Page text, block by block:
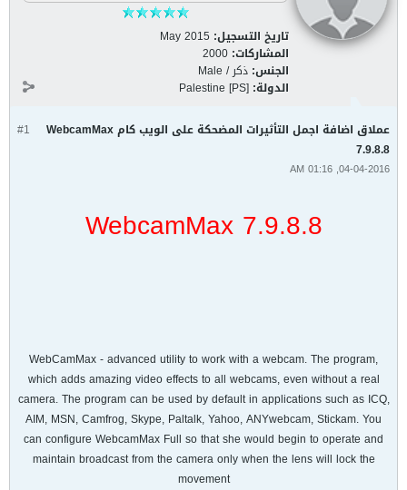
تاريخ التسجيل: May 2015
المشاركات: 2000
الجنس: ذكر / Male
الدولة: Palestine [PS]
#1
عملاق اضافة اجمل التأثيرات المضحكة على الويب كام WebcamMax
7.9.8.8
04-04-2016, 01:16 AM
WebcamMax 7.9.8.8
WebCamMax - advanced utility to work with a webcam. The program,
which adds amazing video effects to all webcams, even without a real
camera. The program can be used by default in applications such as ICQ,
AIM, MSN, Camfrog, Skype, Paltalk, Yahoo, ANYwebcam, Stickam. You
can configure WebcamMax Full so that she would begin to operate and
maintain broadcast from the camera only when the lens will lock the
movement